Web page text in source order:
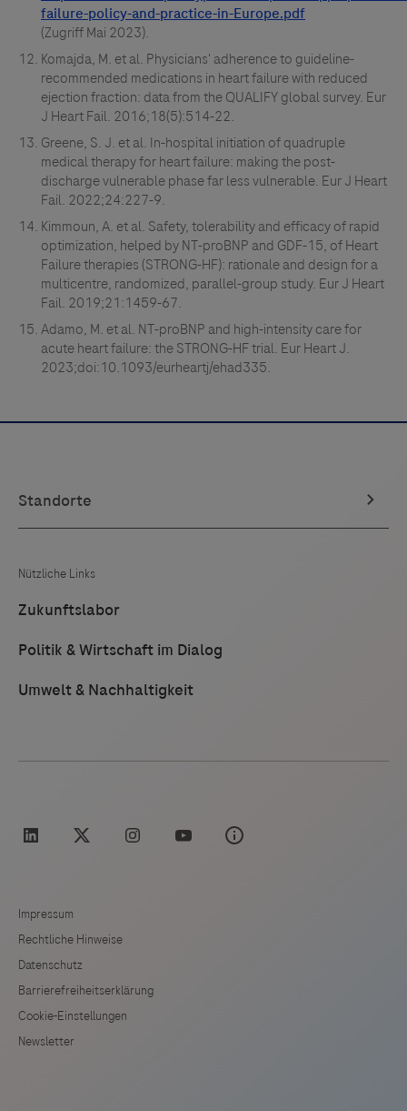
(Zugriff Mai 2023).
Komajda, M. et al. Physicians' adherence to guideline-
recommended medications in heart failure with reduced
ejection fraction: data from the QUALIFY global survey. Eur
J Heart Fail. 2016;18(5):514-22.
Greene, S. J. et al. In-hospital initiation of quadruple
medical therapy for heart failure: making the post-
discharge vulnerable phase far less vulnerable. Eur J Heart
Fail. 2022;24:227-9.
Kimmoun, A. et al. Safety, tolerability and efficacy of rapid
optimization, helped by NT-proBNP and GDF-15, of Heart
Failure therapies (STRONG-HF): rationale and design for a
multicentre, randomized, parallel-group study. Eur J Heart
Fail. 2019;21:1459-67.
Adamo, M. et al. NT-proBNP and high-intensity care for
acute heart failure: the STRONG-HF trial. Eur Heart J.
2023;doi:10.1093/eurheartj/ehad335.